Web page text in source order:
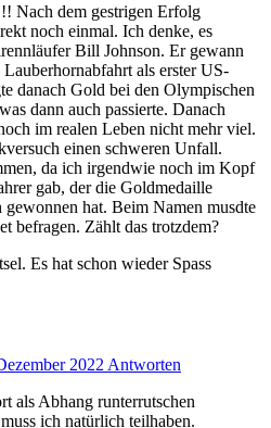
Nach dem gestrigen Erfolg
noch einmal. Ich denke, es
Bill Johnson. Er gewann
als erster US-
danach Gold bei den Olympischen
dann auch passierte. Danach
im realen Leben nicht mehr viel.
einen schweren Unfall.
da ich irgendwie noch im Kopf
gab, der die Goldmedaille
gewonnen hat. Beim Namen musdte
befragen. Zählt das trotzdem?
Es hat schon wieder Spass
2022 Antworten
als Abhang runterrutschen
ich natürlich teilhaben.